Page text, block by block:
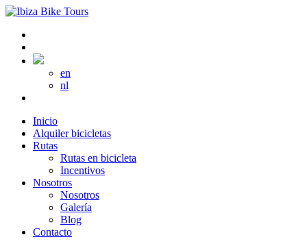
en
nl
Inicio
Alquiler bicicletas
Rutas
Rutas en bicicleta
Incentivos
Nosotros
Nosotros
Galería
Blog
Contacto